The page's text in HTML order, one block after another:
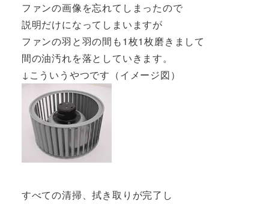
ファンの画像を忘れてしまったので
説明だけになってしまいますが
ファンの羽と羽の間も1枚1枚磨きまして
間の油汚れを落としていきます。
↓こういうやつです（イメージ図）
すべての清掃、拭き取りが完了し